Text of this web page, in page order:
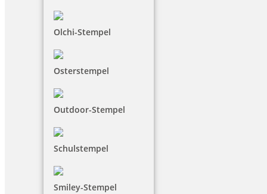
Olchi-Stempel
Osterstempel
Outdoor-Stempel
Schulstempel
Smiley-Stempel